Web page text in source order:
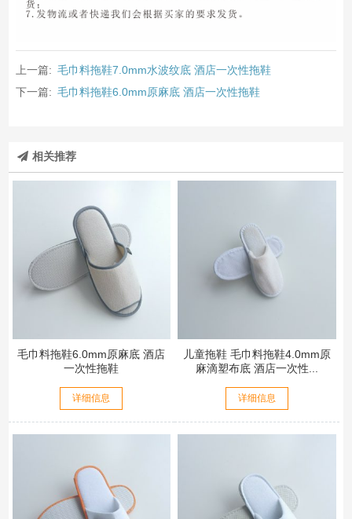
上一篇: 毛巾料拖鞋7.0mm水波纹底 酒店一次性拖鞋
下一篇: 毛巾料拖鞋6.0mm原麻底 酒店一次性拖鞋
相关推荐
毛巾料拖鞋6.0mm原麻底 酒店
一次性拖鞋
详细信息
儿童拖鞋 毛巾料拖鞋4.0mm原
麻滴塑布底 酒店一次性...
详细信息